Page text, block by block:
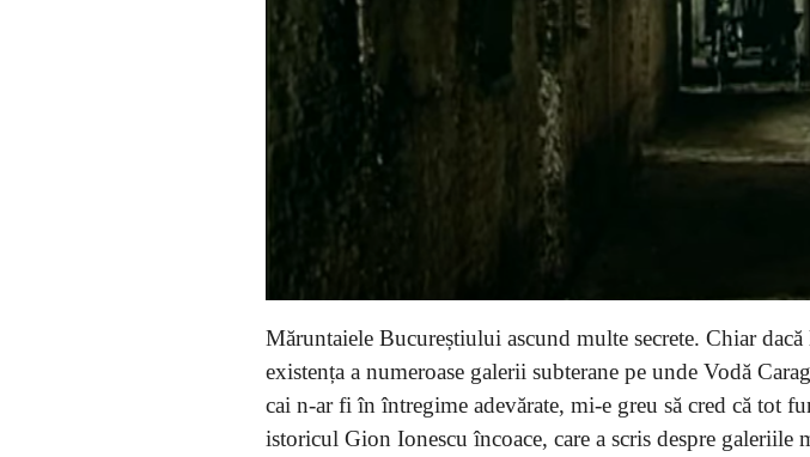
Măruntaiele Bucureștiului ascund multe secrete. Chiar dacă
existența a numeroase galerii subterane pe unde Vodă
cai n-ar fi în întregime adevărate, mi-e greu să cred că tot
istoricul Gion Ionescu încoace, care a scris despre galeriile